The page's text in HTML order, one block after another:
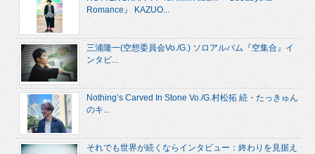
Romance』 KAZUO...
三浦隆一(空想委員会Vo./G.) ソロアルバム『空集合』イ
ンタビ...
Nothing’s Carved In Stone Vo./G.村松拓 続・たっきゅん
のキ...
それでも世界が続くならインタビュー：終わりを見据え